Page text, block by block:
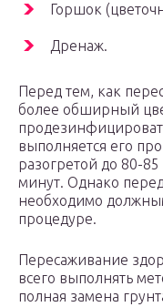
Горшок
Дренаж.
Перед тем, как
более обширный
выполняется его
разогретой до 80-
минут. Однако
необходимо
процедуре.
Пересаживание
всего выполнять
полная замена